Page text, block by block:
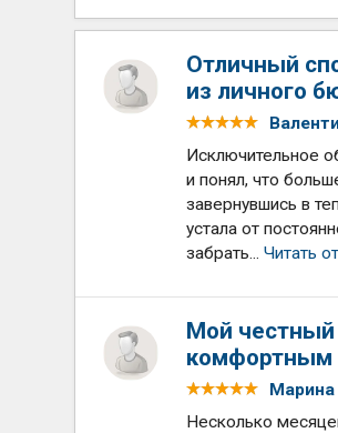
Отличный
из личного
Исключительное
и понял, что
завернувшись в
устала от
забрать...Читать
Мой честный
комфортным
Марина
Несколько